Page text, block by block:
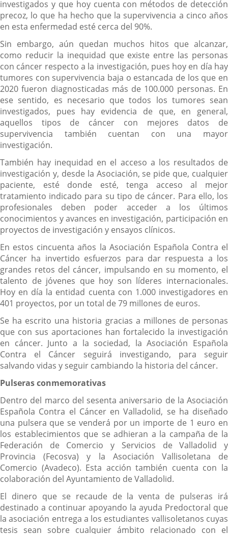
investigados y que hoy cuenta con métodos de detección
precoz, lo que ha hecho que la supervivencia a cinco años
en esta enfermedad esté cerca del 90%.
Sin embargo, aún quedan muchos hitos que alcanzar,
como reducir la inequidad que existe entre las personas
con cáncer respecto a la investigación, pues hoy en día hay
tumores con supervivencia baja o estancada de los que en
2020 fueron diagnosticadas más de 100.000 personas. En
ese sentido, es necesario que todos los tumores sean
investigados, pues hay evidencia de que, en general,
aquellos tipos de cáncer con mejores datos de
supervivencia también cuentan con una mayor
investigación.
También hay inequidad en el acceso a los resultados de
investigación y, desde la Asociación, se pide que, cualquier
paciente, esté donde esté, tenga acceso al mejor
tratamiento indicado para su tipo de cáncer. Para ello, los
profesionales deben poder acceder a los últimos
conocimientos y avances en investigación, participación en
proyectos de investigación y ensayos clínicos.
En estos cincuenta años la Asociación Española Contra el
Cáncer ha invertido esfuerzos para dar respuesta a los
grandes retos del cáncer, impulsando en su momento, el
talento de jóvenes que hoy son líderes internacionales.
Hoy en día la entidad cuenta con 1.000 investigadores en
401 proyectos, por un total de 79 millones de euros.
Se ha escrito una historia gracias a millones de personas
que con sus aportaciones han fortalecido la investigación
en cáncer. Junto a la sociedad, la Asociación Española
Contra el Cáncer seguirá investigando, para seguir
salvando vidas y seguir cambiando la historia del cáncer.
Pulseras conmemorativas
Dentro del marco del sesenta aniversario de la Asociación
Española Contra el Cáncer en Valladolid, se ha diseñado
una pulsera que se venderá por un importe de 1 euro en
los establecimientos que se adhieran a la campaña de la
Federación de Comercio y Servicios de Valladolid y
Provincia (Fecosva) y la Asociación Vallisoletana de
Comercio (Avadeco). Esta acción también cuenta con la
colaboración del Ayuntamiento de Valladolid.
El dinero que se recaude de la venta de pulseras irá
destinado a continuar apoyando la ayuda Predoctoral que
la asociación entrega a los estudiantes vallisoletanos cuyas
tesis sean sobre cualquier ámbito relacionado con el